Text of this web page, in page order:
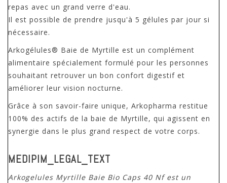
repas avec un grand verre d'eau.
Il est possible de prendre jusqu'à 5 gélules par jour si
nécessaire.
Arkogélules® Baie de Myrtille est un complément
alimentaire spécialement formulé pour les personnes
souhaitant retrouver un bon confort digestif et
améliorer leur vision nocturne.
Grâce à son savoir-faire unique, Arkopharma restitue
100% des actifs de la baie de Myrtille, qui agissent en
synergie dans le plus grand respect de votre corps.
MEDIPIM_LEGAL_TEXT
Arkogelules Myrtille Baie Bio Caps 40 Nf est un